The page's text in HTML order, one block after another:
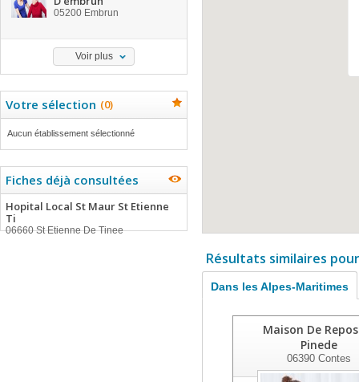
05200 Embrun
Voir plus
Votre sélection (0)
Aucun établissement sélectionné
Fiches déjà consultées
Hopital Local St Maur St Etienne
Ti
06660 St Etienne De Tinee
Résultats similaires
Dans les Alpes-Maritimes
Maison De
Pinede
06390Contes